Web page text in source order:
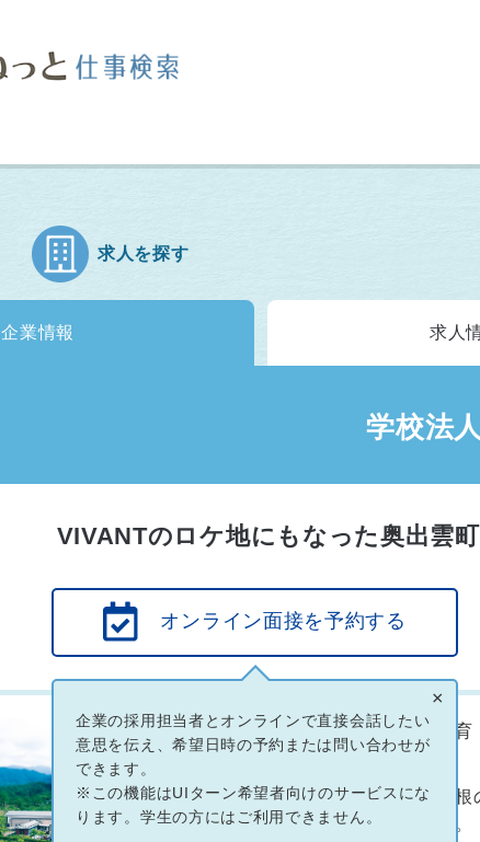
求人を探す
企業情報 求人
学校法
VIVANTのロケ地にもなった奥出雲
オンライン面接を予約する
×
企業の採用担当者とオンラインで直接会話したい
意思を伝え、希望日時の予約または問い合わせが
できます。
※この機能はUIターン希望者向けのサービスにな
ります。学生の方にはご利用できません。
業種 教育
事業内容
島
す。